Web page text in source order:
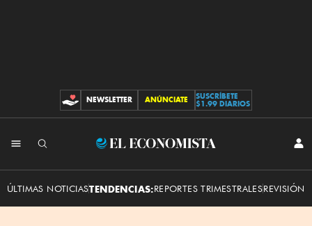
CONTRIBUCIONES
NEWSLETTER ANÚNCIATE
SUSCRÍBETE
$1.99 DIARIOS
El
ÚLTIMAS NOTICIASTENDENCIAS:REPORTES TRIMESTRALESREVISIÓN